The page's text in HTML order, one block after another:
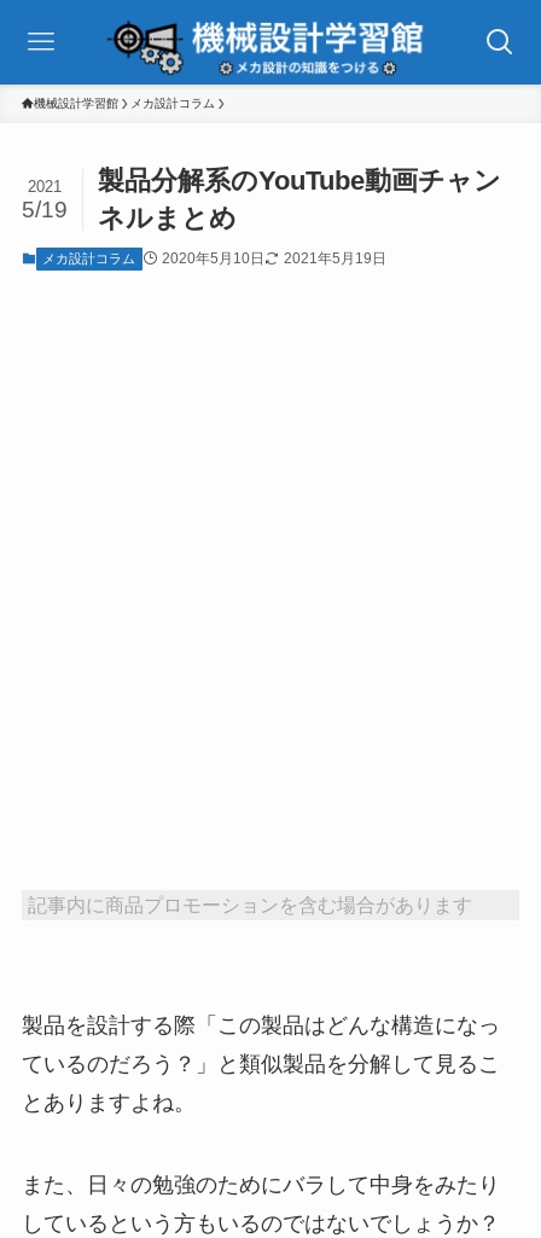
機械設計学習館 メカ設計コラム
製品分解系のYouTube動画チャン
ネルまとめ
2021
5/19
メカ設計コラム 2020年5月10日 2021年5月19日
記事内に商品プロモーションを含む場合があります
製品を設計する際「この製品はどんな構造になっ
ているのだろう？」と類似製品を分解して見るこ
とありますよね。
また、日々の勉強のためにバラして中身をみたり
しているという方もいるのではないでしょうか？